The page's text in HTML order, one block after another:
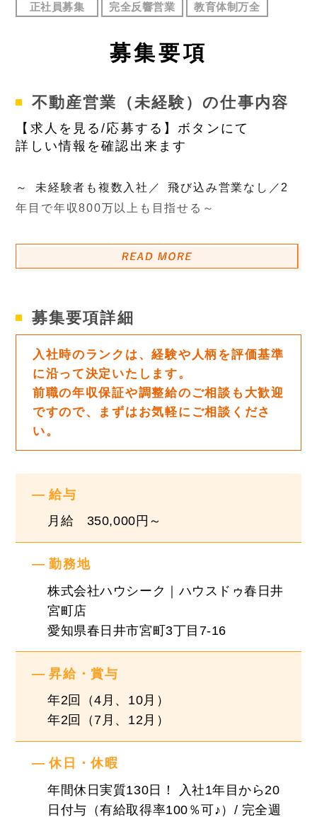
正社員募集
完全反響営業 教育体制万全
募集要項
不動産営業（未経験）の仕事内容
【求人を見る/応募する】ボタンにて
詳しい情報を確認出来ます
～ 未経験者も複数入社／ 飛び込み営業なし／2
年目で年収800万以上も目指せる～
名古屋市内を中心に不動産売買を手がけている私
たち。現在は名古屋市内でハウスドゥ南陽店と、
ます。
今後の出展も見据え、新たに人員を募集！
大手不動産「ハウスドゥ」のFC店！
実務経験がなくても、入社後はきちんとサポート
させていただきますので問題ありません♪
100％反響営業！
平均残業月５時間以下！！残業が少なく、仕事と
プライベートの両立が可能です☆☆
【不動産売買仲介営業】
い、来店された顧客のニーズに合わせて最適な物
件を提案します。
一戸建て住宅・マンション・土地など不動産全般
【不動産買取再販営業】
不動産の売却を希望されるお客様のご相談や価格
査定、調査。
中古戸建、中古マンション、土地など様々な不動
産の買い取りを行います。
募集要項詳細
入社時のランクは、経験や人柄を評価基準
に沿って決定いたします。
前職の年収保証や調整給のご相談も大歓迎
ですので、まずはお気軽にご相談くださ
い。
給与
月給 350,000円～
勤務地
株式会社ハウシーク｜ハウスドゥ春日井
宮町店
愛知県春日井市宮町3丁目7-16
昇給・賞与
年2回（4月、10月）
年2回（7月、12月）
休日・休暇
年間休日実質130日！ 入社1年目から20
日付与（有給取得率100％可♪）/ 完全週